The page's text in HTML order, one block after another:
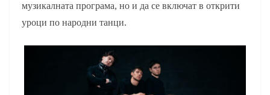
музикалната програма, но и да се включат в открити
уроци по народни танци.